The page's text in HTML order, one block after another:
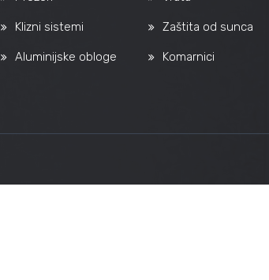
Klizni sistemi Zaštita od sunca
Aluminijske obloge Komarnici